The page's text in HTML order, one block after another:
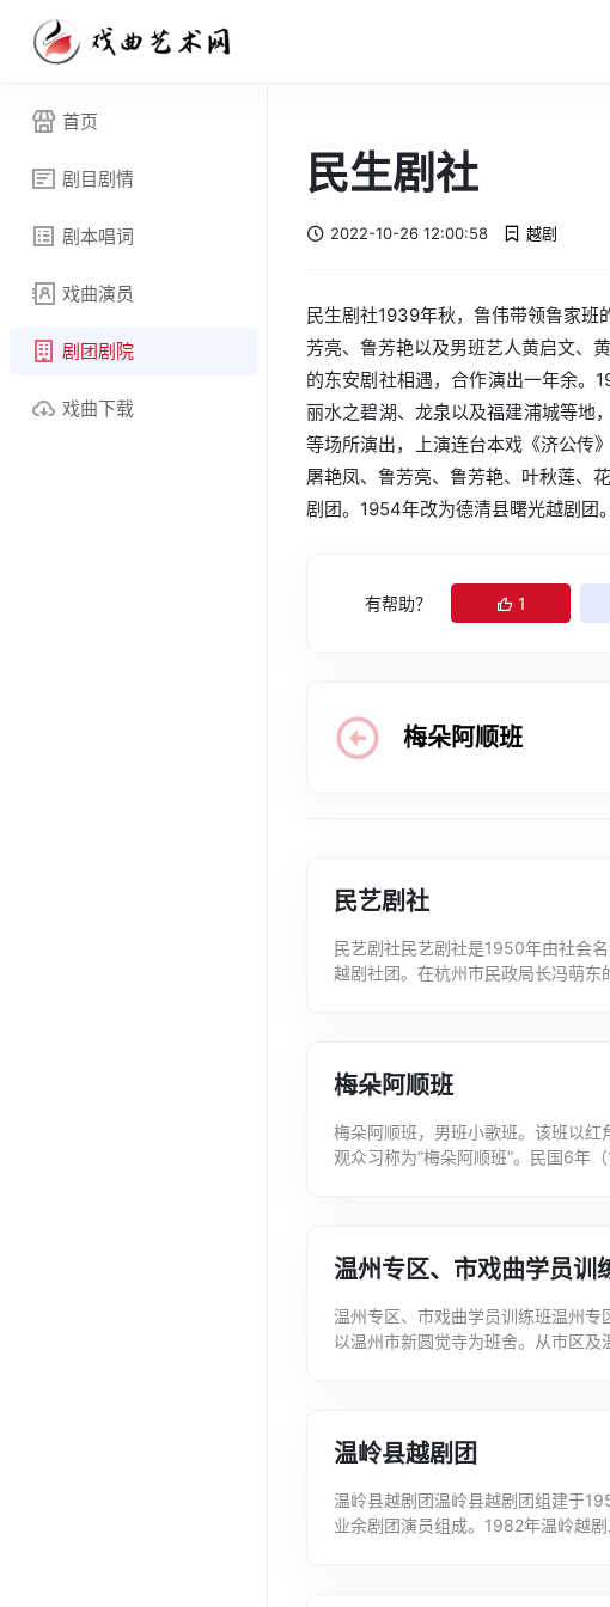
首页
剧目剧情
剧本唱词
戏曲演员
剧团剧院
戏曲下载
民生剧社
2022-10-26 12:00:58 越剧
民生剧社1939年秋，鲁伟带领鲁家班
芳亮、鲁芳艳以及男班艺人黄启文、
的东安剧社相遇，合作演出一年余。
丽水之碧湖、龙泉以及福建浦城等地
等场所演出，上演连台本戏《济公传
屠艳凤、鲁芳亮、鲁芳艳、叶秋莲、
剧团。1954年改为德清县曙光越剧
有帮助？ 1
梅朵阿顺班
民艺剧社
民艺剧社民艺剧社是1950年由社会
越剧社团。在杭州市民政局长冯萌东
梅朵阿顺班
梅朵阿顺班，男班小歌班。该班以
观众习称为“梅朵阿顺班”。民国6年
温州专区、市戏曲学员训
温州专区、市戏曲学员训练班温州专
以温州市新圆觉寺为班舍。从市区
温岭县越剧团
温岭县越剧团温岭县越剧团组建于
业余剧团演员组成。1982年温岭越